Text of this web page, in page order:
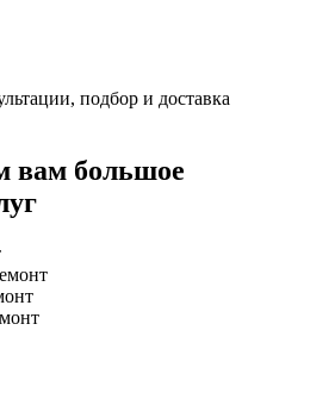
подбор и доставка
вам большое